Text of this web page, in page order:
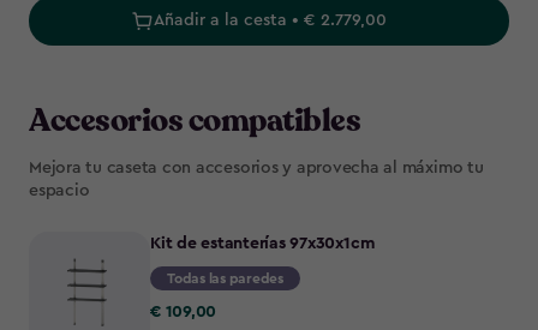
Añadir a la cesta • € 2.779,00
Accesorios compatibles
Mejora tu caseta con accesorios y aprovecha al máximo tu
espacio
Kit de estanterías 97x30x1cm
Todas las paredes
€
€ 109,00